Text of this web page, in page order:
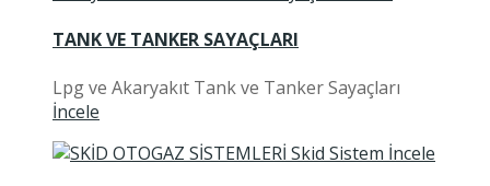
TANK VE TANKER SAYAÇLARI
Lpg ve Akaryakıt Tank ve Tanker Sayaçları
İncele